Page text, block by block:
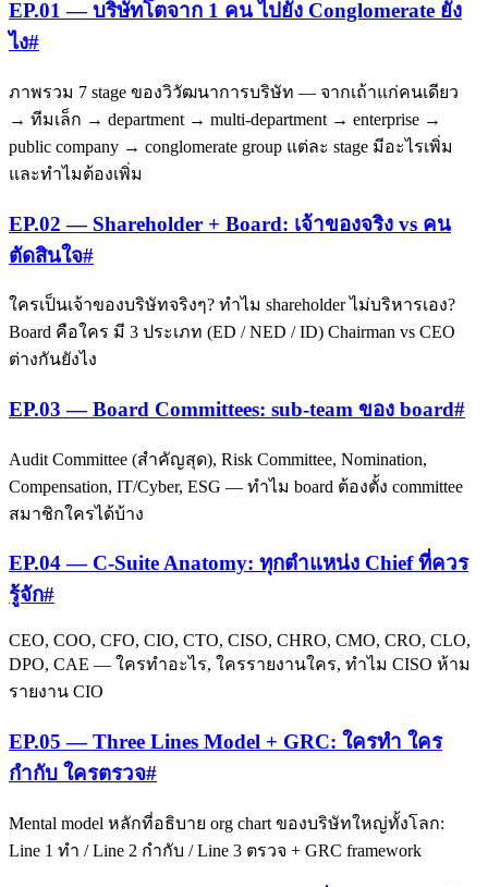
EP.01 — บริษัทโตจาก 1 คน ไปยัง Conglomerate ยัง
ไง#
ภาพรวม 7 stage ของวิวัฒนาการบริษัท — จากเถ้าแก่คนเดียว
→ ทีมเล็ก → department → multi-department → enterprise →
public company → conglomerate group แต่ละ stage มีอะไรเพิ่ม
และทำไมต้องเพิ่ม
EP.02 — Shareholder + Board: เจ้าของจริง vs คน
ตัดสินใจ#
ใครเป็นเจ้าของบริษัทจริงๆ? ทำไม shareholder ไม่บริหารเอง?
Board คือใคร มี 3 ประเภท (ED / NED / ID) Chairman vs CEO
ต่างกันยังไง
EP.03 — Board Committees: sub-team ของ board#
Audit Committee (สำคัญสุด), Risk Committee, Nomination,
Compensation, IT/Cyber, ESG — ทำไม board ต้องตั้ง committee
สมาชิกใครได้บ้าง
EP.04 — C-Suite Anatomy: ทุกตำแหน่ง Chief ที่ควร
รู้จัก#
CEO, COO, CFO, CIO, CTO, CISO, CHRO, CMO, CRO, CLO,
DPO, CAE — ใครทำอะไร, ใครรายงานใคร, ทำไม CISO ห้าม
รายงาน CIO
EP.05 — Three Lines Model + GRC: ใครทำ ใคร
กำกับ ใครตรวจ#
Mental model หลักที่อธิบาย org chart ของบริษัทใหญ่ทั้งโลก:
Line 1 ทำ / Line 2 กำกับ / Line 3 ตรวจ + GRC framework